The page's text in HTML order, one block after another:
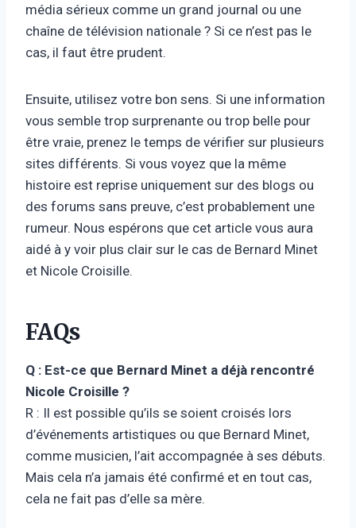
média sérieux comme un grand journal ou une
chaîne de télévision nationale ? Si ce n’est pas le
cas, il faut être prudent.
Ensuite, utilisez votre bon sens. Si une information
vous semble trop surprenante ou trop belle pour
être vraie, prenez le temps de vérifier sur plusieurs
sites différents. Si vous voyez que la même
histoire est reprise uniquement sur des blogs ou
des forums sans preuve, c’est probablement une
rumeur. Nous espérons que cet article vous aura
aidé à y voir plus clair sur le cas de Bernard Minet
et Nicole Croisille.
FAQs
Q : Est-ce que Bernard Minet a déjà rencontré
Nicole Croisille ?
R : Il est possible qu’ils se soient croisés lors
d’événements artistiques ou que Bernard Minet,
comme musicien, l’ait accompagnée à ses débuts.
Mais cela n’a jamais été confirmé et en tout cas,
cela ne fait pas d’elle sa mère.